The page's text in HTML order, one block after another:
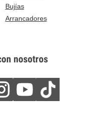
Bujías
Arrancadores
nosotros